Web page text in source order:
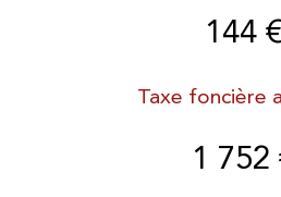
144
Taxe foncière
1 752